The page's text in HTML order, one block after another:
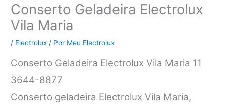
Conserto Geladeira Electrolux
Vila Maria
/ Electrolux / Por Meu Electrolux
Conserto Geladeira Electrolux Vila Maria 11
3644-8877
Conserto geladeira Electrolux Vila Maria,